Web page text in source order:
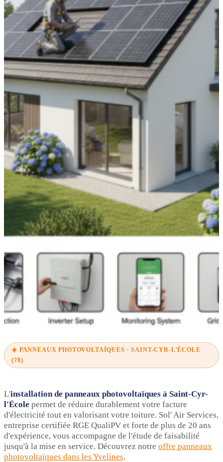
☀️ PANNEAUX PHOTOVOLTAÏQUES · SAINT-CYR-L'ÉCOLE
(78)
L'installation de panneaux photovoltaïques à Saint-Cyr-
l'École permet de réduire durablement votre facture
d'électricité tout en valorisant votre toiture. Sol' Air Services,
entreprise certifiée RGE QualiPV et forte de plus de 20 ans
d'expérience, vous accompagne de l'étude de faisabilité
jusqu'à la mise en service. Découvrez notre offre panneaux
photovoltaïques dans les Yvelines.